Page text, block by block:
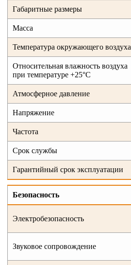
Габаритные размеры
Масса
Температура окружающего воздуха
Относительная влажность воздуха
при температуре +25°С
Атмосферное давление
Напряжение
Частота
Срок службы
Гарантийный срок эксплуатации
Безопасность
Электробезопасность
Звуковое сопровождение